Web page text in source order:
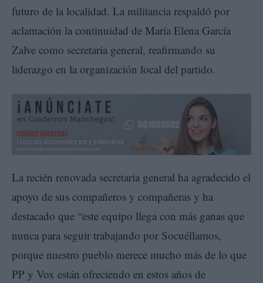
futuro de la localidad. La militancia respaldó por
aclamación la continuidad de María Elena García
Zalve como secretaria general, reafirmando su
liderazgo en la organización local del partido.
La recién renovada secretaria general ha agradecido el
apoyo de sus compañeros y compañeras y ha
destacado que “este equipo llega con más ganas que
nunca para seguir trabajando por Socuéllamos,
porque nuestro pueblo merece mucho más de lo que
PP y Vox están ofreciendo en estos años de